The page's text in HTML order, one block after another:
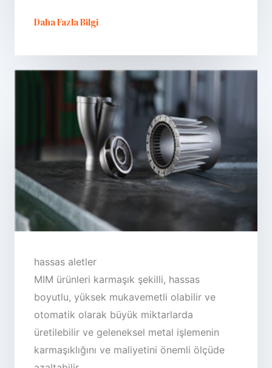
Daha Fazla Bilgi
hassas aletler
MIM ürünleri karmaşık şekilli, hassas
boyutlu, yüksek mukavemetli olabilir ve
otomatik olarak büyük miktarlarda
üretilebilir ve geleneksel metal işlemenin
karmaşıklığını ve maliyetini önemli ölçüde